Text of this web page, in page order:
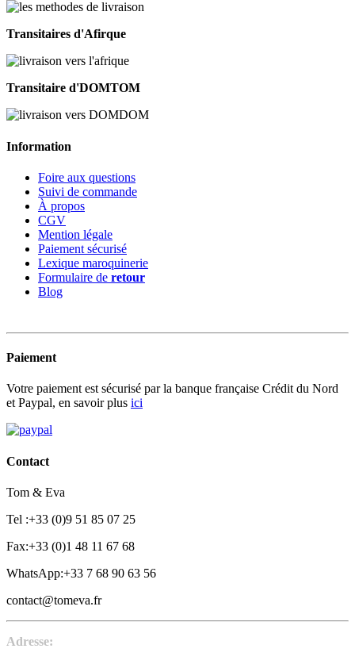
Transitaires d'Afirque
Transitaire d'DOMTOM
Information
Foire aux questions
Suivi de commande
À propos
CGV
Mention légale
Paiement sécurisé
Lexique maroquinerie
Formulaire de retour
Blog
Paiement
Votre paiement est sécurisé par la banque française Crédit du Nord
et Paypal, en savoir plus ici
Contact
Tom & Eva
Tel :+33 (0)9 51 85 07 25
Fax:+33 (0)1 48 11 67 68
WhatsApp:+33 7 68 90 63 56
contact@tomeva.fr
Adresse: